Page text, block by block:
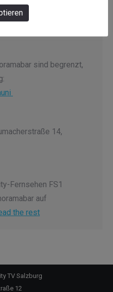
sind begrenzt,
14,
Fernsehen FS1
auf
the rest
TV Salzburg
12